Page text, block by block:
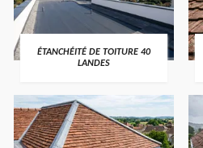
ÉTANCHÉITÉ DE TOITURE 40
LANDES